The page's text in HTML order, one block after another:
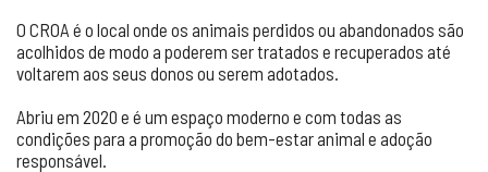
O CROA é o local onde os animais perdidos ou abandonados são
acolhidos de modo a poderem ser tratados e recuperados até
voltarem aos seus donos ou serem adotados.
Abriu em 2020 e é um espaço moderno e com todas as
condições para a promoção do bem-estar animal e adoção
responsável.